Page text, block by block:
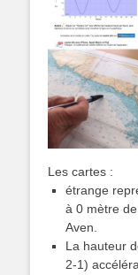
Les cartes :
étrange
à 0 mètre
Aven.
La hauteur
2-1)